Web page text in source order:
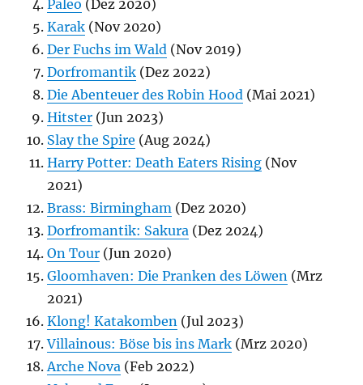
Paleo (Dez 2020)
Karak (Nov 2020)
Der Fuchs im Wald (Nov 2019)
Dorfromantik (Dez 2022)
Die Abenteuer des Robin Hood (Mai 2021)
Hitster (Jun 2023)
Slay the Spire (Aug 2024)
Harry Potter: Death Eaters Rising (Nov
2021)
Brass: Birmingham (Dez 2020)
Dorfromantik: Sakura (Dez 2024)
On Tour (Jun 2020)
Gloomhaven: Die Pranken des Löwen (Mrz
2021)
Klong! Katakomben (Jul 2023)
Villainous: Böse bis ins Mark (Mrz 2020)
Arche Nova (Feb 2022)